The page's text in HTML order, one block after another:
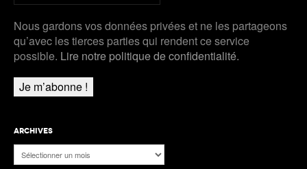
Nous gardons vos données privées et ne les partageons
qu’avec les tierces parties qui rendent ce service
possible. Lire notre politique de confidentialité.
ARCHIVES
Archives